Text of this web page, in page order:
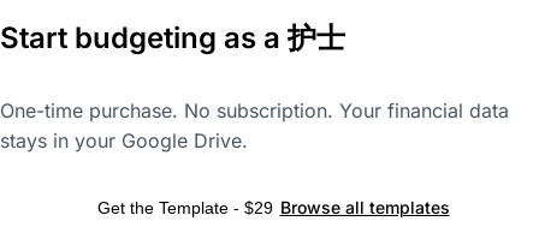
Start budgeting as a 护士
One-time purchase. No subscription. Your financial data
stays in your Google Drive.
Get the Template - $29 Browse all templates